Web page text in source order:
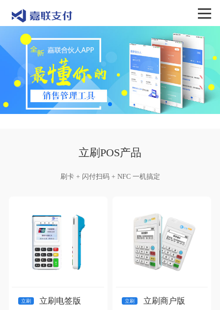
立刷POS产品
刷卡 + 闪付扫码 + NFC 一机搞定
立刷 立刷电签版 立刷 立刷商户版